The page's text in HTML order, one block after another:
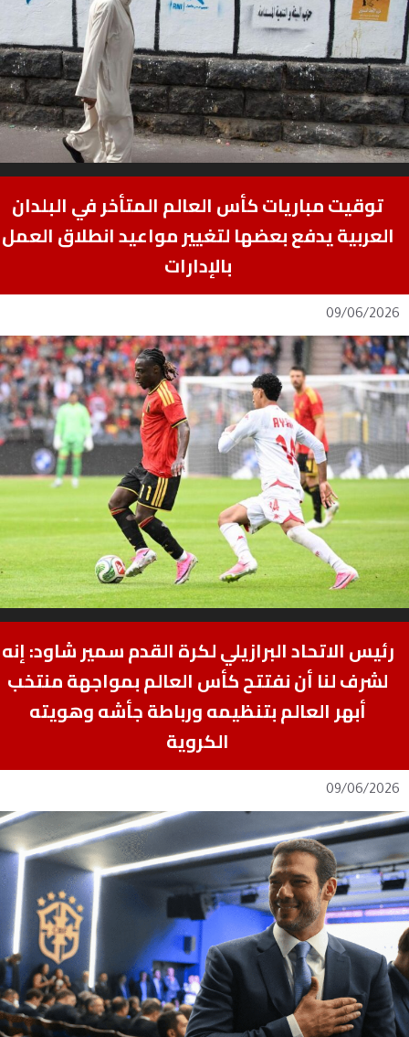
توقيت مباريات كأس العالم المتأخر في البلدان
العربية يدفع بعضها لتغيير مواعيد انطلاق العمل
بالإدارات
09/06/2026
رئيس الاتحاد البرازيلي لكرة القدم سمير شاود: إنه
لشرف لنا أن نفتتح كأس العالم بمواجهة منتخب
أبهر العالم بتنظيمه ورباطة جأشه وهويته
الكروية
09/06/2026